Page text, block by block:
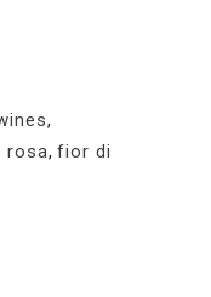
,
rosa, fior di